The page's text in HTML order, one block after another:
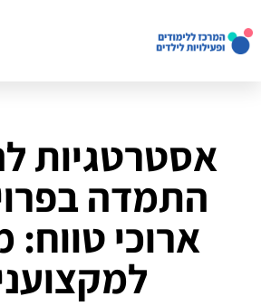
אסטרטגיות
התמדה
ארוכי טווח: